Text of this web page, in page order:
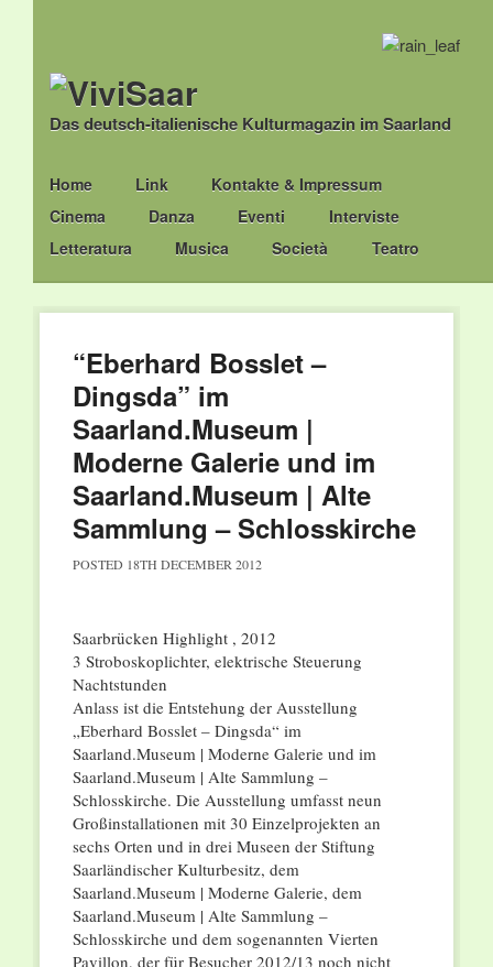
Das deutsch-italienische Kulturmagazin im Saarland
Main menu
Skip
to
content
Home Link
Kontakte & Impressum
Cinema
Danza Eventi
Interviste
Letteratura
Musica Società Teatro
“Eberhard Bosslet –
Dingsda” im
Saarland.Museum |
Moderne Galerie und im
Saarland.Museum | Alte
Sammlung – Schlosskirche
POSTED 18TH DECEMBER 2012
Saarbrücken Highlight , 2012
3 Stroboskoplichter, elektrische Steuerung
Nachtstunden
Anlass ist die Entstehung der Ausstellung
„Eberhard Bosslet – Dingsda“ im
Saarland.Museum | Moderne Galerie und im
Saarland.Museum | Alte Sammlung –
Schlosskirche. Die Ausstellung umfasst neun
Großinstallationen mit 30 Einzelprojekten an
sechs Orten und in drei Museen der Stiftung
Saarländischer Kulturbesitz, dem
Saarland.Museum | Moderne Galerie, dem
Saarland.Museum | Alte Sammlung –
Schlosskirche und dem sogenannten Vierten
Pavillon, der für Besucher 2012/13 noch nicht